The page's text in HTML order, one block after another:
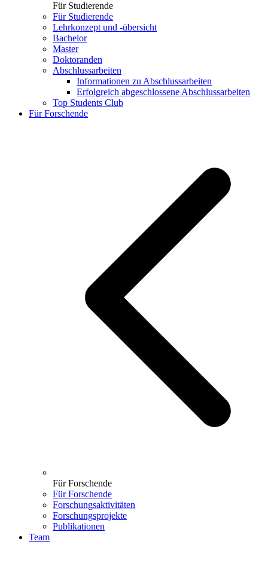
Für Studierende
Für Studierende
Lehrkonzept und -übersicht
Bachelor
Master
Doktoranden
Abschlussarbeiten
Informationen zu Abschlussarbeiten
Erfolgreich abgeschlossene Abschlussarbeiten
Top Students Club
Für Forschende
Für Forschende
Für Forschende
Forschungsaktivitäten
Forschungsprojekte
Publikationen
Team